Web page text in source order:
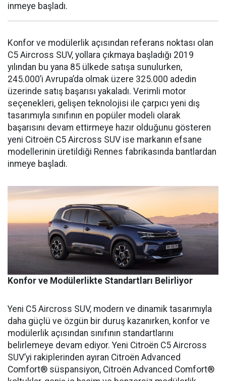
inmeye başladı.
Konfor ve modülerlik açısından referans noktası olan
C5 Aircross SUV, yollara çıkmaya başladığı 2019
yılından bu yana 85 ülkede satışa sunulurken,
245.000’i Avrupa’da olmak üzere 325.000 adedin
üzerinde satış başarısı yakaladı. Verimli motor
seçenekleri, gelişen teknolojisi ile çarpıcı yeni dış
tasarımıyla sınıfının en popüler modeli olarak
başarısını devam ettirmeye hazır olduğunu gösteren
yeni Citroën C5 Aircross SUV ise markanın efsane
modellerinin üretildiği Rennes fabrikasında bantlardan
inmeye başladı.
Konfor ve Modülerlikte Standartları Belirliyor
Yeni C5 Aircross SUV, modern ve dinamik tasarımıyla
daha güçlü ve özgün bir duruş kazanırken, konfor ve
modülerlik açısından sınıfının standartlarını
belirlemeye devam ediyor. Yeni Citroën C5 Aircross
SUV’yi rakiplerinden ayıran Citroën Advanced
Comfort® süspansiyon, Citroën Advanced Comfort®